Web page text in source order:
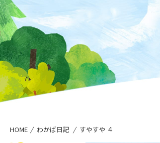
HOME わかば日記 すやすや ４